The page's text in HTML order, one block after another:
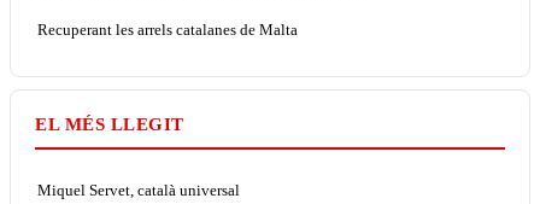
Recuperant les arrels catalanes de Malta
EL MÉS LLEGIT
Miquel Servet, català universal